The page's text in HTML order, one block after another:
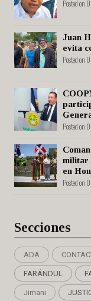
Posted
Juan
evita
Posted
Posted
militar
en
Posted
Secciones
ADA
FARÁNDUL
Jimani